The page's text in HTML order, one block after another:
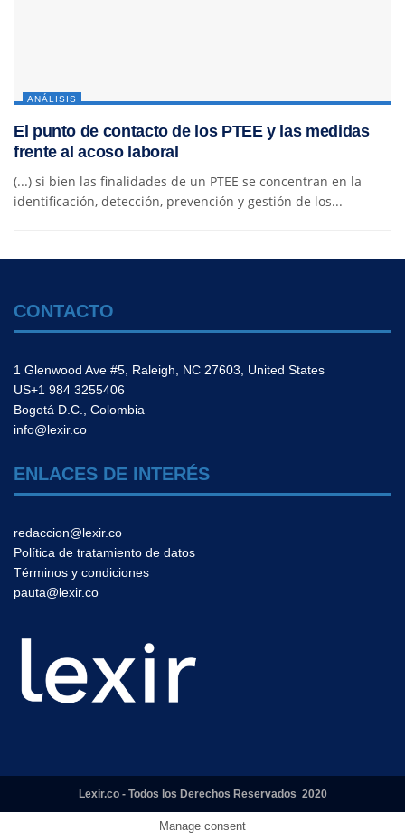
ANÁLISIS
El punto de contacto de los PTEE y las medidas
frente al acoso laboral
(...) si bien las finalidades de un PTEE se concentran en la
identificación, detección, prevención y gestión de los...
CONTACTO
1 Glenwood Ave #5, Raleigh, NC 27603, United States
US+1 984 3255406
Bogotá D.C., Colombia
info@lexir.co
ENLACES DE INTERÉS
redaccion@lexir.co
Política de tratamiento de datos
Términos y condiciones
pauta@lexir.co
Lexir.co - Todos los Derechos Reservados 2020
Manage consent